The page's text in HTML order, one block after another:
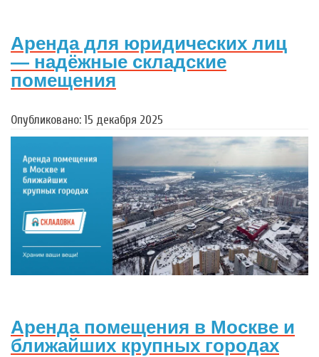
Аренда для юридических лиц
— надёжные складские
помещения
Опубликовано: 15 декабря 2025
Аренда помещения в Москве и
ближайших крупных городах